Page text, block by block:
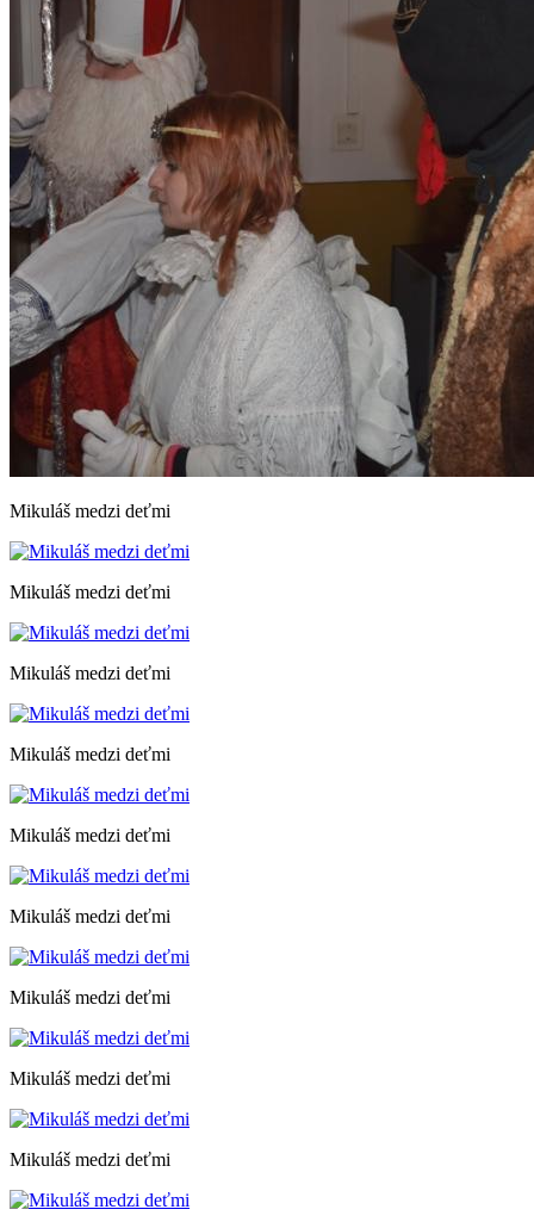
Mikuláš medzi deťmi
Mikuláš medzi deťmi
Mikuláš medzi deťmi
Mikuláš medzi deťmi
Mikuláš medzi deťmi
Mikuláš medzi deťmi
Mikuláš medzi deťmi
Mikuláš medzi deťmi
Mikuláš medzi deťmi